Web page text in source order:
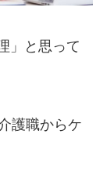
」と思って
護職からケ